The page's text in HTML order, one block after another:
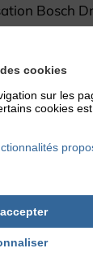
Bosch
– Batterie
cookies
sur les
cookies